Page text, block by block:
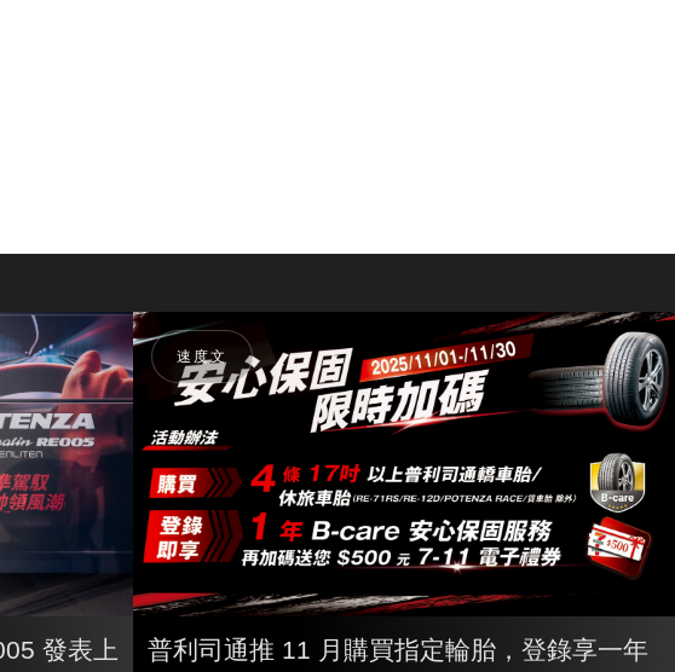
發表上
速度文
普利司通推 11 月購買指定輪胎，登錄享一年